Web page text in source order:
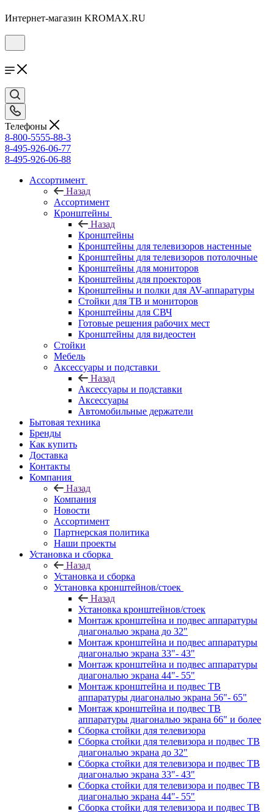
Интернет-магазин KROMAX.RU
Телефоны
8-800-5555-88-3
8-495-926-06-77
8-495-926-06-88
Ассортимент
Назад
Ассортимент
Кронштейны
Назад
Кронштейны
Кронштейны для телевизоров настенные
Кронштейны для телевизоров потолочные
Кронштейны для мониторов
Кронштейны для проекторов
Кронштейны и полки для AV-аппаратуры
Стойки для ТВ и мониторов
Кронштейны для СВЧ
Готовые решения рабочих мест
Кронштейны для видеостен
Стойки
Мебель
Аксессуары и подставки
Назад
Аксессуары и подставки
Аксессуары
Автомобильные держатели
Бытовая техника
Бренды
Как купить
Доставка
Контакты
Компания
Назад
Компания
Новости
Ассортимент
Партнерская политика
Наши проекты
Установка и сборка
Назад
Установка и сборка
Установка кронштейнов/стоек
Назад
Установка кронштейнов/стоек
Монтаж кронштейна и подвес аппаратуры
диагональю экрана до 32"
Монтаж кронштейна и подвес аппаратуры
диагональю экрана 33"- 43"
Монтаж кронштейна и подвес аппаратуры
диагональю экрана 44"- 55"
Монтаж кронштейна и подвес ТВ
аппаратуры диагональю экрана 56"- 65"
Монтаж кронштейна и подвес ТВ
аппаратуры диагональю экрана 66" и более
Сборка стойки для телевизора
Сборка стойки для телевизора и подвес ТВ
диагональю экрана до 32"
Сборка стойки для телевизора и подвес ТВ
диагональю экрана 33"- 43"
Сборка стойки для телевизора и подвес ТВ
диагональю экрана 44"- 55"
Сборка стойки для телевизора и подвес ТВ